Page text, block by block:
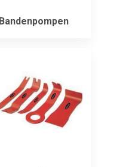
Bandenpompen